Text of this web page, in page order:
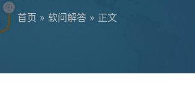
首页 » 软问解答 » 正文